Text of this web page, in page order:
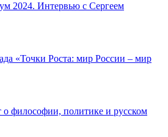
2024. Интервью с Сергеем
«Точки Роста: мир России – мир
о философии, политике и русском